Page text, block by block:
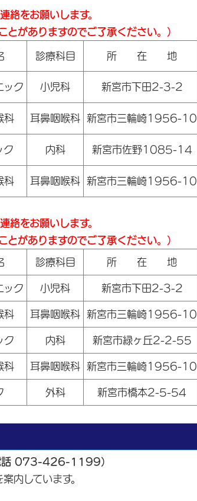
絡をお願いします。
ありますのでご了承ください。）
診療科目 所 在 地
ック 小児科 新宮市下田2-3-2
科 耳鼻咽喉科 新宮市三輪崎1956-10
ク 内科 新宮市佐野1085-14
科 耳鼻咽喉科 新宮市三輪崎1956-10
絡をお願いします。
ありますのでご了承ください。）
診療科目 所 在 地
ック 小児科 新宮市下田2-3-2
科 耳鼻咽喉科 新宮市三輪崎1956-10
ク 内科 新宮市緑ヶ丘2-2-55
科 耳鼻咽喉科 新宮市三輪崎1956-10
外科 新宮市橋本2-5-54
話 073-426-1199）
内しています。